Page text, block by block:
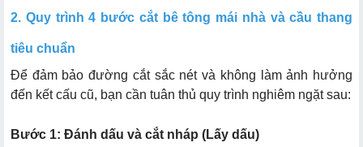
2. Quy trình 4 bước cắt bê tông mái nhà và cầu thang
tiêu chuẩn
Để đảm bảo đường cắt sắc nét và không làm ảnh hưởng
đến kết cấu cũ, bạn cần tuân thủ quy trình nghiêm ngặt sau:
Bước 1: Đánh dấu và cắt nháp (Lấy dấu)